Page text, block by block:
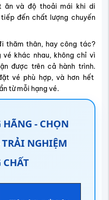
ăn và độ thoải mái khi di
đến chất lượng chuyến
thăm thân, hay công tác?
khác nhau, không chỉ vì
được trên cả hành trình.
vé phù hợp, và hơn hết
từ mỗi hạng vé.
- CHỌN
NGHIỆM